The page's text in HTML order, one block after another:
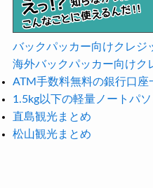
バックパッカー向けクレジ
海外バックパッカー向けク
ATM手数料無料の銀行口座
1.5kg以下の軽量ノートパ
直島観光まとめ
松山観光まとめ